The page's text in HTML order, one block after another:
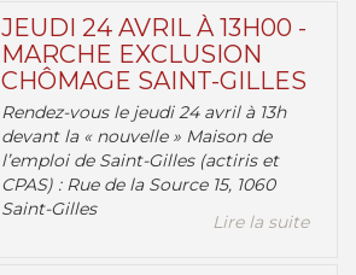
JEUDI 24 AVRIL À 13H00 -
MARCHE EXCLUSION
CHÔMAGE SAINT-GILLES
Rendez-vous le jeudi 24 avril à 13h
devant la « nouvelle » Maison de
l’emploi de Saint-Gilles (actiris et
CPAS) : Rue de la Source 15, 1060
Saint-Gilles
Lire la suite